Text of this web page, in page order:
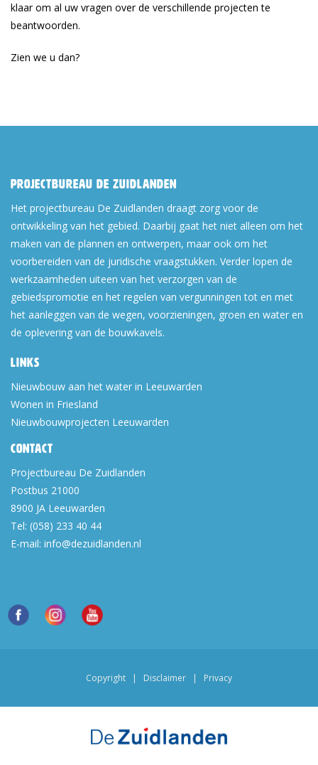
klaar om al uw vragen over de verschillende projecten te
beantwoorden.
Zien we u dan?
Projectbureau De Zuidlanden
Het projectbureau De Zuidlanden draagt zorg voor de
ontwikkeling van het gebied. Daarbij gaat het niet alleen om het
maken van de plannen en ontwerpen, maar ook om het
voorbereiden van de juridische vraagstukken. Verder lopen de
werkzaamheden uiteen van het verzorgen van de
gebiedspromotie en het regelen van vergunningen tot en met
het aanleggen van de wegen, voorzieningen, groen en water en
de oplevering van de bouwkavels.
Links
Nieuwbouw aan het water in Leeuwarden
Wonen in Friesland
Nieuwbouwprojecten Leeuwarden
Contact
Projectbureau De Zuidlanden
Postbus 21000
8900 JA Leeuwarden
Tel: (058) 233 40 44
E-mail: info@dezuidlanden.nl
Copyright | Disclaimer | Privacy